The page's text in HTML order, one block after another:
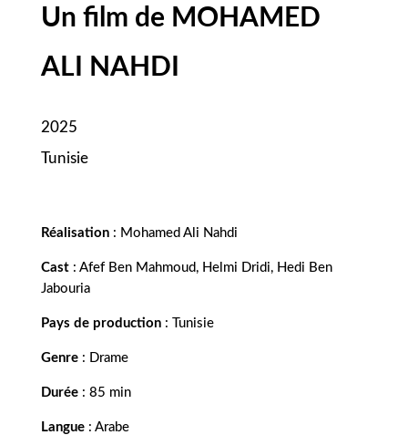
Un film de MOHAMED
ALI NAHDI
2025
Tunisie
Réalisation : Mohamed Ali Nahdi
Cast : Afef Ben Mahmoud, Helmi Dridi, Hedi Ben
Jabouria
Pays de production : Tunisie
Genre : Drame
Durée : 85 min
Langue: Arabe